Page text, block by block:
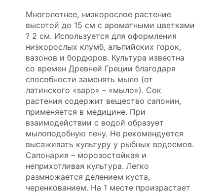
Многолетнее, низкорослое растение
высотой до 15 см с ароматными цветками
? 2 см. Используется для оформления
низкорослых клумб, альпийских горок,
вазонов и бордюров. Культура известна
со времен Древней Греции благодаря
способности заменять мыло (от
латинского «sapo» – «мыло»). Сок
растения содержит вещество сапонин,
применяется в медицине. При
взаимодействии с водой образует
мылоподобную пену. Не рекомендуется
высаживать культуру у рыбных водоемов.
Сапонария – морозостойкая и
неприхотливая культура. Легко
размножается делением куста,
черенкованием. На 1 месте произрастает